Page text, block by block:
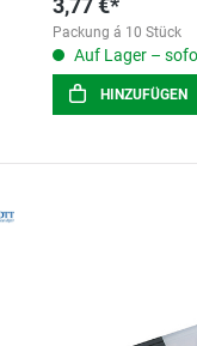
3,77 €*
Packung á 10 Stück
Auf Lager –
HINZUFÜGEN